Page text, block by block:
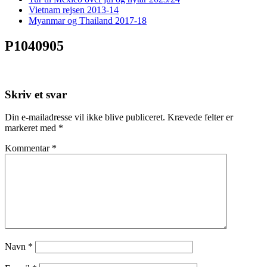
Vietnam rejsen 2013-14
Myanmar og Thailand 2017-18
P1040905
Skriv et svar
Din e-mailadresse vil ikke blive publiceret. Krævede felter er
markeret med *
Kommentar *
Navn *